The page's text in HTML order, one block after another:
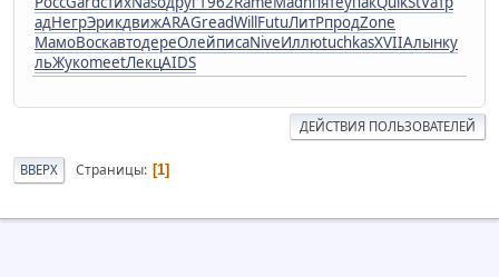
адНегрЭрикдвижARAGreadWillFutuЛитРпродZone
МамоВоскавтодереОлейписаNiveИллюtuchkasXVIIАлынку
льЖукоmeetЛекцAIDS
ДЕЙСТВИЯ ПОЛЬЗОВАТЕЛЕЙ
ВВЕРХ Страницы 1